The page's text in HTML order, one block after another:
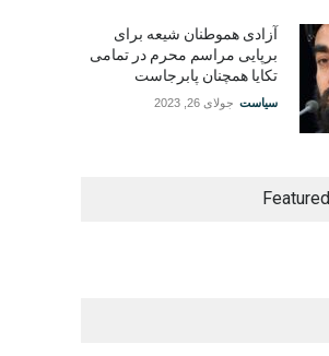
آزادی هموطنان شیعه برای
برپایی مراسم محرم در تمامی
تکایا همچنان پابرجاست
سیاست جولای 26, 2023